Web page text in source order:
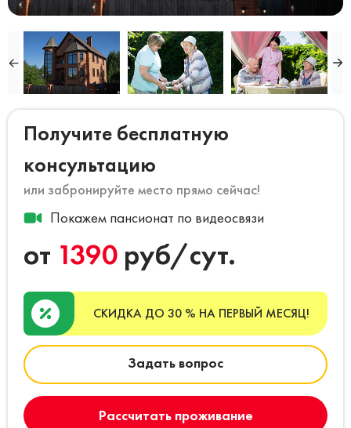
Получите бесплатную
консультацию
или забронируйте место прямо сейчас!
Покажем пансионат по видеосвязи
от 1390 руб/сут.
СКИДКА ДО 30 % НА ПЕРВЫЙ МЕСЯЦ!
Задать вопрос
Рассчитать проживание